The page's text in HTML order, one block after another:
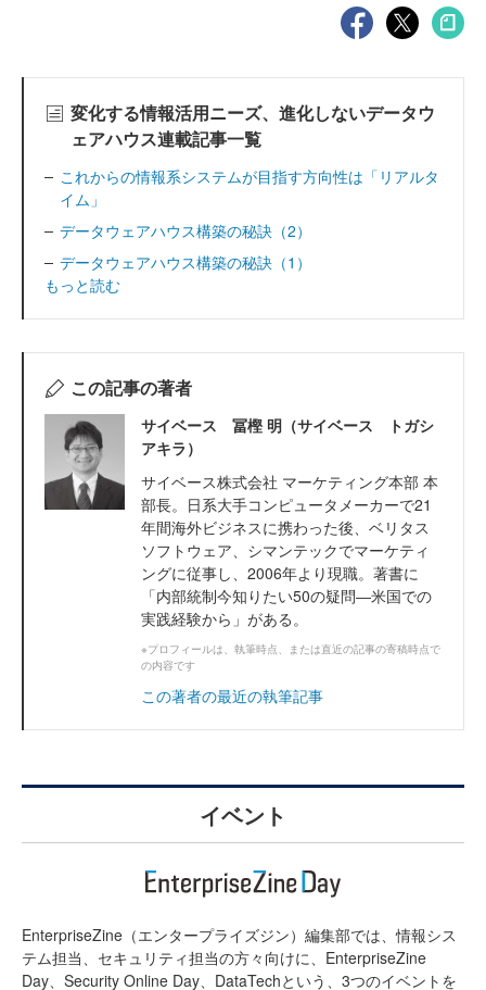
変化する情報活用ニーズ、進化しないデータウ
ェアハウス連載記事一覧
これからの情報系システムが目指す方向性は「リアルタ
イム」
データウェアハウス構築の秘訣（2）
データウェアハウス構築の秘訣（1）
もっと読む
この記事の著者
サイベース 冨樫 明（サイベース トガシ
アキラ）
サイベース株式会社 マーケティング本部 本
部長。日系大手コンピュータメーカーで21
年間海外ビジネスに携わった後、ベリタス
ソフトウェア、シマンテックでマーケティ
ングに従事し、2006年より現職。著書に
「内部統制今知りたい50の疑問―米国での
実践経験から」がある。
※プロフィールは、執筆時点、または直近の記事の寄稿時点で
の内容です
この著者の最近の執筆記事
イベント
EnterpriseZine（エンタープライズジン）編集部では、情報シス
テム担当、セキュリティ担当の方々向けに、EnterpriseZine
Day、Security Online Day、DataTechという、3つのイベントを